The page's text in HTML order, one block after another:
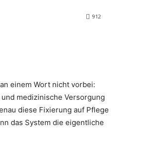
912
einem Wort nicht vorbei:
medizinische Versorgung
diese Fixierung auf Pflege
das System die eigentliche